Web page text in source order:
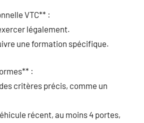
VTC** :
légalement.
une formation spécifique.
:
critères précis, comme un
récent, au moins 4 portes,